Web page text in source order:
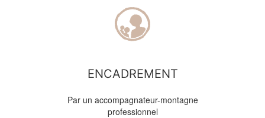
ENCADREMENT
Par un accompagnateur-montagne
professionnel